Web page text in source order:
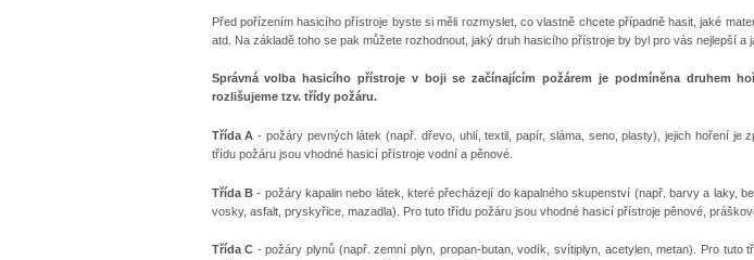
Před pořízením hasicího přístroje byste si měli rozmyslet, co vlastně chcete případně hasit, jaké
atd. Na základě toho se pak můžete rozhodnout, jaký druh hasicího přístroje by byl pro vás nejlepší a
Správná volba hasicího přístroje v boji se začínajícím požárem je podmíněna druhem
rozlišujeme tzv. třídy požáru.
Třída A - požáry pevných látek (např. dřevo, uhlí, textil, papír, sláma, seno, plasty), jejich hoření je
třídu požáru jsou vhodné hasicí přístroje vodní a pěnové.
Třída B- požáry kapalin nebo látek, které přecházejí do kapalného skupenství (např. barvy a laky,
vosky, asfalt, pryskyřice, mazadla). Pro tuto třídu požáru jsou vhodné hasicí přístroje pěnové,
Třída C - požáry plynů (např. zemní plyn, propan-butan, vodík, svítiplyn, acetylen, metan). Pro tuto